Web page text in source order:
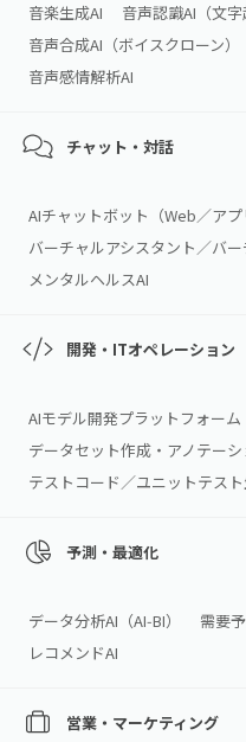
音楽生成AI 音声認識AI（文字
音声合成AI（ボイスクローン）
音声感情解析AI
チャット・対話
AIチャットボット（Web／ア
バーチャルアシスタント／バ
メンタルヘルスAI
開発・ITオペレーション
AIモデル開発プラットフォーム
データセット作成・アノテーシ
テストコード／ユニットテス
予測・最適化
データ分析AI（AI‑BI） 需要
レコメンドAI
営業・マーケティング